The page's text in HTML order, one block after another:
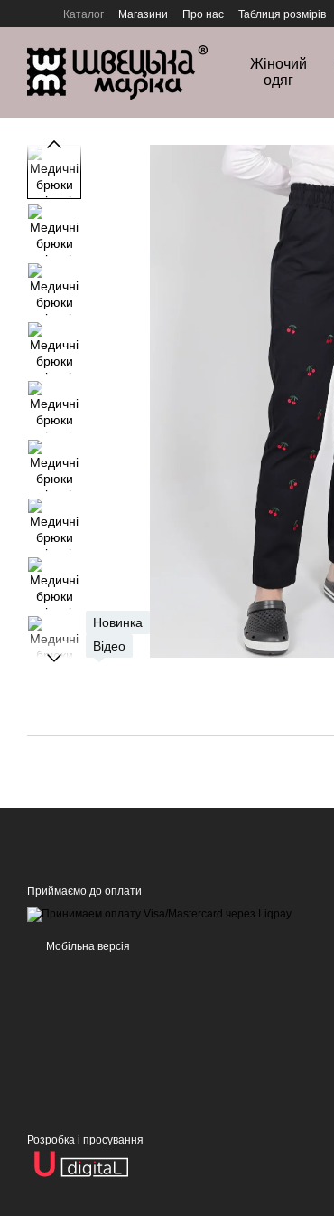
Перейти до основного контенту
Каталог Магазини Про нас Таблиця розмірів
Жіночий
одяг
Новинка
Відео
Приймаємо до оплати
Мобільна версія
Розробка і просування